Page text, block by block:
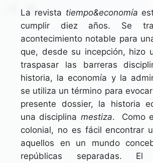
La revista tiempo&economía
cumplir diez años. Se
acontecimiento notable para
que, desde su incepción, hizo
traspasar las barreras
historia, la economía y la
se utiliza un término para
presente dossier, la historia
una disciplina mestiza. Como
colonial, no es fácil encontrar
aquellos en un mundo
repúblicas separadas.